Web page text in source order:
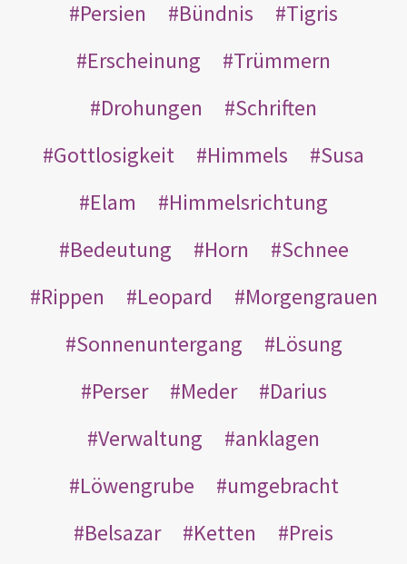
Persien
Bündnis
Tigris
Erscheinung
Trümmern
Drohungen
Schriften
Gottlosigkeit
Himmels
Susa
Elam
Himmelsrichtung
Bedeutung
Horn
Schnee
Rippen
Leopard
Morgengrauen
Sonnenuntergang
Lösung
Perser
Meder
Darius
Verwaltung
anklagen
Löwengrube
umgebracht
Belsazar
Ketten
Preis